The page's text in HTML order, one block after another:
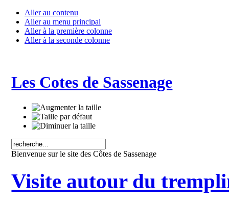
Aller au contenu
Aller au menu principal
Aller à la première colonne
Aller à la seconde colonne
Les Cotes de Sassenage
Bienvenue sur le site des Côtes de Sassenage
Visite autour du